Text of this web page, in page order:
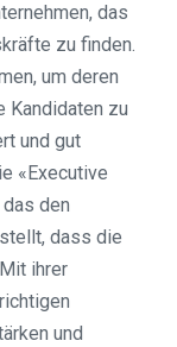
das
zu finden.
um deren
Kandidaten zu
und gut
«Executive
den
dass die
ihrer
und